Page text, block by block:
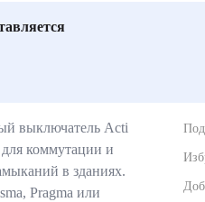
выключатель Acti
коммутации и
в зданиях.
Pragma или